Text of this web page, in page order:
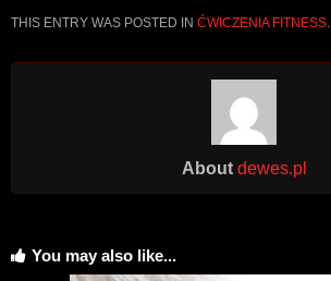
THIS ENTRY WAS POSTED IN ĆWICZENIA FITNESS.
About dewes.pl
You may also like...